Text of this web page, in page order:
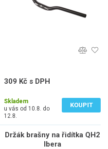
309 Kč s DPH
Skladem
u vás od 10.8. do
12.8.
KOUPIT
Držák brašny na řidítka QH2
Ibera